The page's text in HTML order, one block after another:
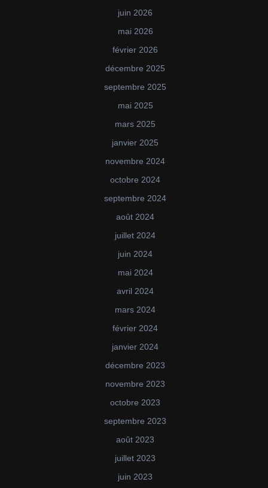
juin 2026
mai 2026
février 2026
décembre 2025
septembre 2025
mai 2025
mars 2025
janvier 2025
novembre 2024
octobre 2024
septembre 2024
août 2024
juillet 2024
juin 2024
mai 2024
avril 2024
mars 2024
février 2024
janvier 2024
décembre 2023
novembre 2023
octobre 2023
septembre 2023
août 2023
juillet 2023
juin 2023